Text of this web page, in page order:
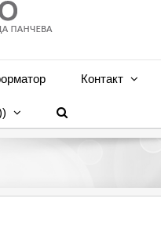
Контакт
)